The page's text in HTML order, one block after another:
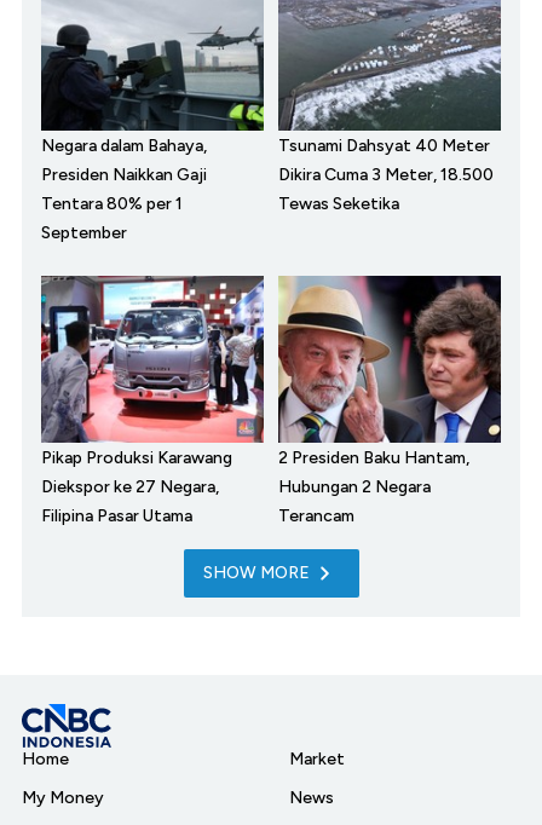
Negara dalam Bahaya,
Presiden Naikkan Gaji
Tentara 80% per 1
September
Tsunami Dahsyat 40 Meter
Dikira Cuma 3 Meter, 18.500
Tewas Seketika
Pikap Produksi Karawang
Diekspor ke 27 Negara,
Filipina Pasar Utama
2 Presiden Baku Hantam,
Hubungan 2 Negara
Terancam
SHOW MORE
Home
My Money
Market
News